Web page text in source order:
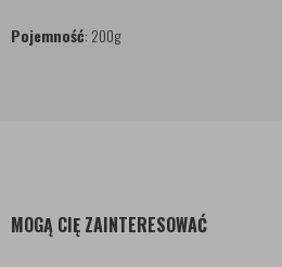
Pojemność: 200g
MOGĄ CIĘ ZAINTERESOWAĆ